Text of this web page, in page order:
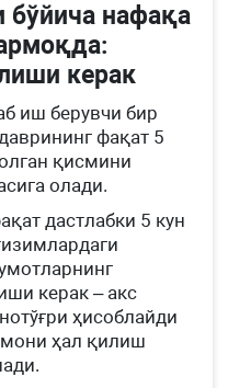
бўйича нафақа
керак
иш берувчи бир
фақат 5
қисмини
олади.
дастлабки 5 кун
керак – акс
ҳисоблайди
ҳал қилиш